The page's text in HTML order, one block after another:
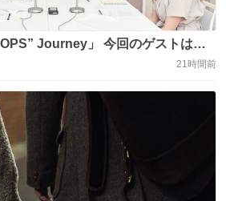
Journey」 今回のゲストは山
アーカイブ視聴もで
をチェックしてくださいね！ #
ロプス #松岡茉優 #ポッドキャスト
21時間前